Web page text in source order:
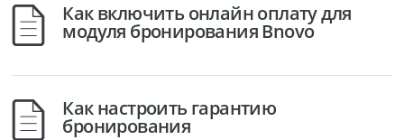
Как включить онлайн оплату для
модуля бронирования Bnovo
Как настроить гарантию
бронирования